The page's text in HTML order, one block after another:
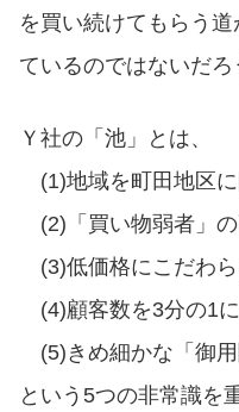
を買い続けてもらう
ているのではないだろ
Ｙ社の「池」とは、
(1)地域を町田地区に
(2)「買い物弱者」の
(3)低価格にこだわら
(4)顧客数を3分の1に
(5)きめ細かな「御
という5つの非常識を